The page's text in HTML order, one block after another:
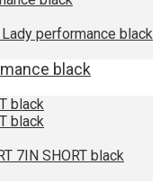
Lady performance black
black
7IN SHORT black